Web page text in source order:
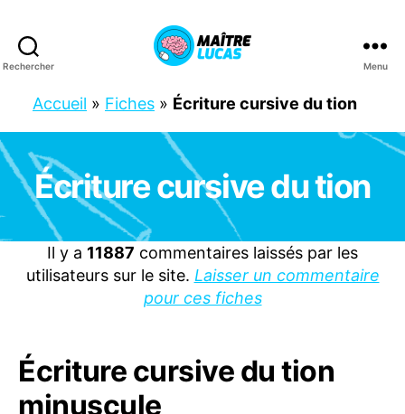
Rechercher
Lucas
Menu
Accueil » Fiches » Écriture cursive du tion
Catégories
C
P
Écriture cursive du tion
Il y a 11887 commentaires laissés par les
utilisateurs sur le site. Laisser un commentaire
pour ces fiches
Écriture cursive du tion
minuscule